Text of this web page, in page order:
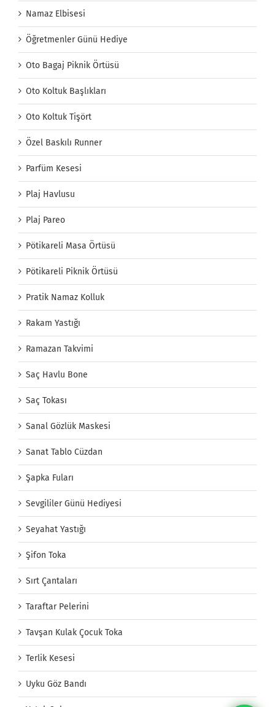
Namaz Elbisesi
Öğretmenler Günü Hediye
Oto Bagaj Piknik Örtüsü
Oto Koltuk Başlıkları
Oto Koltuk Tişört
Özel Baskılı Runner
Parfüm Kesesi
Plaj Havlusu
Plaj Pareo
Pötikareli Masa Örtüsü
Pötikareli Piknik Örtüsü
Pratik Namaz Kolluk
Rakam Yastığı
Ramazan Takvimi
Saç Havlu Bone
Saç Tokası
Sanal Gözlük Maskesi
Sanat Tablo Cüzdan
Şapka Fuları
Sevgililer Günü Hediyesi
Seyahat Yastığı
Şifon Toka
Sırt Çantaları
Taraftar Pelerini
Tavşan Kulak Çocuk Toka
Terlik Kesesi
Uyku Göz Bandı